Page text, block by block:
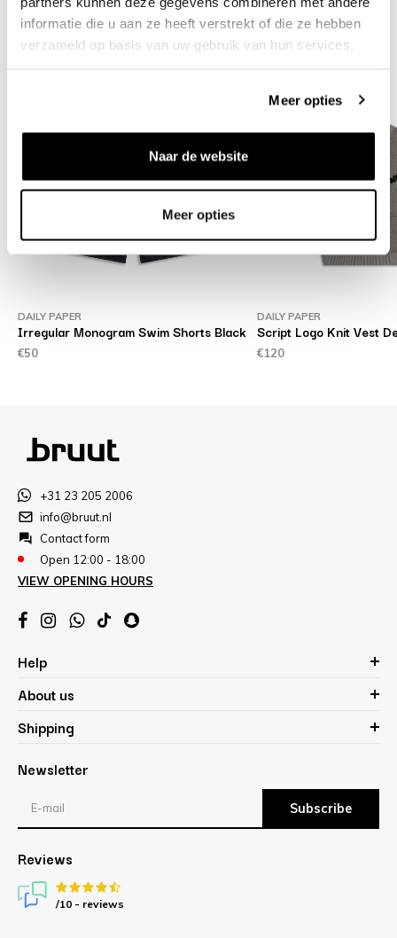
informatie die u aan ze heeft verstrekt of die ze hebben
verzameld op basis van uw gebruik van hun services.
Meer opties
Naar de website
Meer opties
Related products
DAILY PAPER
Irregular Monogram Swim Shorts Black
€50
DAILY PAPER
Script Logo Knit Vest
€120
+31 23 205 2006
info@bruut.nl
Contact form
Open 12:00 - 18:00
VIEW OPENING HOURS
Help
About us
Shipping
Newsletter
Subscribe
Reviews
/10 - reviews